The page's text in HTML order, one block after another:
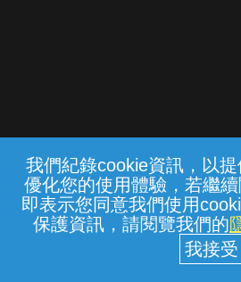
我們紀錄cookie資訊，以
優化您的使用體驗，若繼續
即表示您同意我們使用
保護資訊，請閱覽我們的
常見問題 線上客服 服
中華電信股份有限公司
(統一編號：